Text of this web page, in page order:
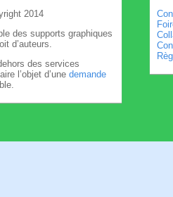
2014
des supports graphiques
d’auteurs.
des services
l’objet d’une demande